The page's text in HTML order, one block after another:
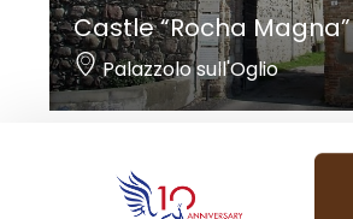
Castle “Rocha Magna”
Palazzolo sull'Oglio